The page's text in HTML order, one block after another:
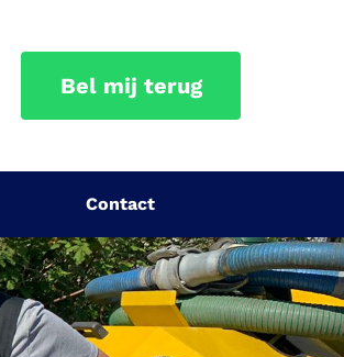
Bel mij terug
Contact